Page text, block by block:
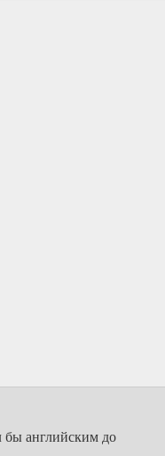
бы английским до